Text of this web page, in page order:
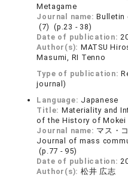
Metagame
Journal name:Bulletin
(7) (p.23 - 38)
Date of publication:
Author(s): MATSU
Masumi, RI Tenno
Type of publication:
journal)
Language: Japanese
Title: Materiality and
of the History of Mokei
Journal name: マス・
Journal of mass
(p.77 - 95)
Date of publication:
Author(s): 松井 広志